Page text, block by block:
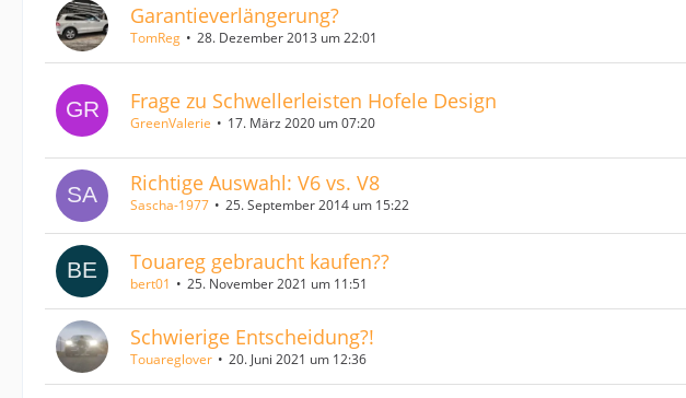
Garantieverlängerung?
TomReg 28. Dezember 2013 um 22:01
Frage zu Schwellerleisten Hofele Design
GreenValerie 17. März 2020 um 07:20
Richtige Auswahl: V6 vs. V8
Sascha-1977 25. September 2014 um 15:22
Touareg gebraucht kaufen??
bert01 25. November 2021 um 11:51
Schwierige Entscheidung?!
Touareglover 20. Juni 2021 um 12:36